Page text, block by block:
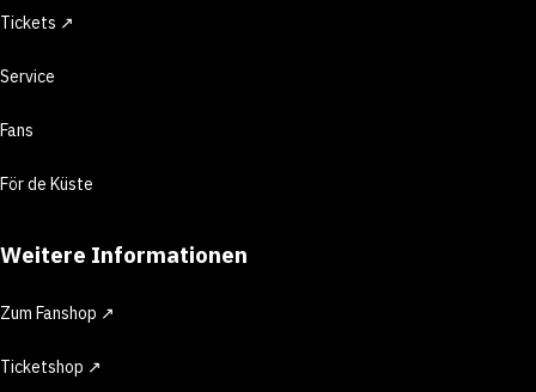
Tickets ↗
Service
Fans
För de Küste
Weitere Informationen
Zum Fanshop ↗
Ticketshop ↗